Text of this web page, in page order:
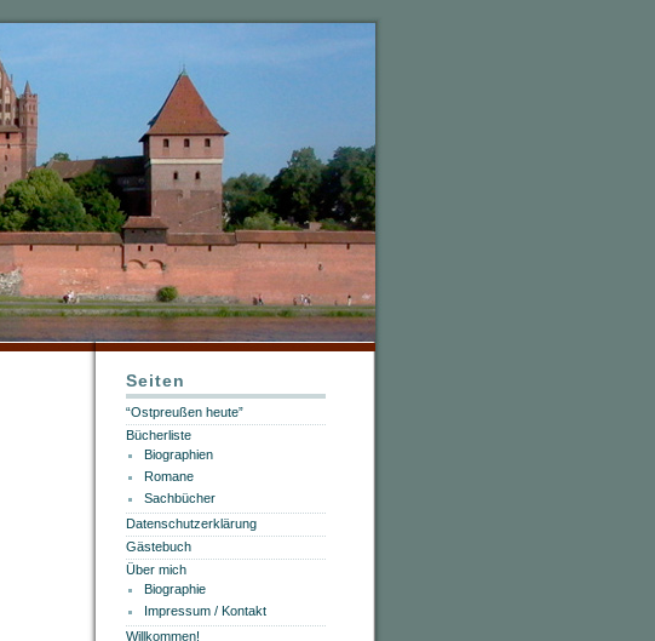
Seiten
“Ostpreußen heute”
Bücherliste
Biographien
Romane
Sachbücher
Datenschutzerklärung
Gästebuch
Über mich
Biographie
Impressum / Kontakt
Willkommen!